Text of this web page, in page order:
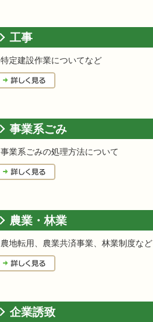
工事
特定建設作業についてなど
事業系ごみ
事業系ごみの処理方法について
農業・林業
農地転用、農業共済事業、林業制度など
企業誘致